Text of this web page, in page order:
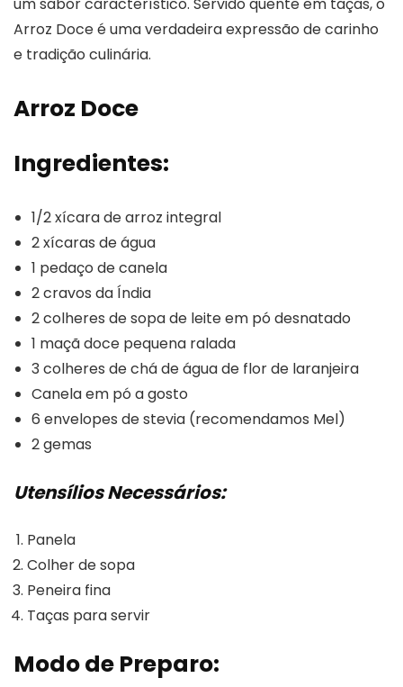
Arroz Doce é uma verdadeira expressão de carinho
e tradição culinária.
Arroz Doce
Ingredientes:
1/2 xícara de arroz integral
2 xícaras de água
1 pedaço de canela
2 cravos da Índia
2 colheres de sopa de leite em pó desnatado
1 maçã doce pequena ralada
3 colheres de chá de água de flor de laranjeira
Canela em pó a gosto
6 envelopes de stevia (recomendamos Mel)
2 gemas
Utensílios Necessários:
Panela
Colher de sopa
Peneira fina
Taças para servir
Modo de Preparo: